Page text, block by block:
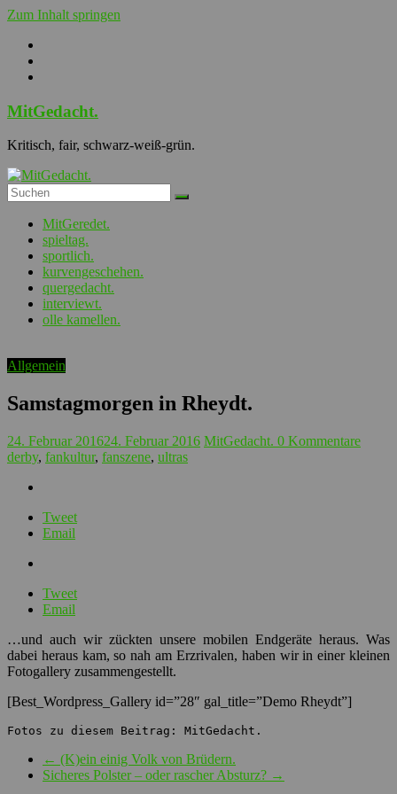
Zum Inhalt springen
MitGedacht.
Kritisch, fair, schwarz-weiß-grün.
MitGeredet.
spieltag.
sportlich.
kurvengeschehen.
quergedacht.
interviewt.
olle kamellen.
Allgemein
Samstagmorgen in Rheydt.
24. Februar 201624. Februar 2016 MitGedacht. 0 Kommentare
derby, fankultur, fanszene, ultras
Tweet
Email
Tweet
Email
…und auch wir zückten unsere mobilen Endgeräte heraus. Was
dabei heraus kam, so nah am Erzrivalen, haben wir in einer kleinen
Fotogallery zusammengestellt.
[Best_Wordpress_Gallery id=”28″ gal_title=”Demo Rheydt”]
Fotos zu diesem Beitrag: MitGedacht.
← (K)ein einig Volk von Brüdern.
Sicheres Polster – oder rascher Absturz? →